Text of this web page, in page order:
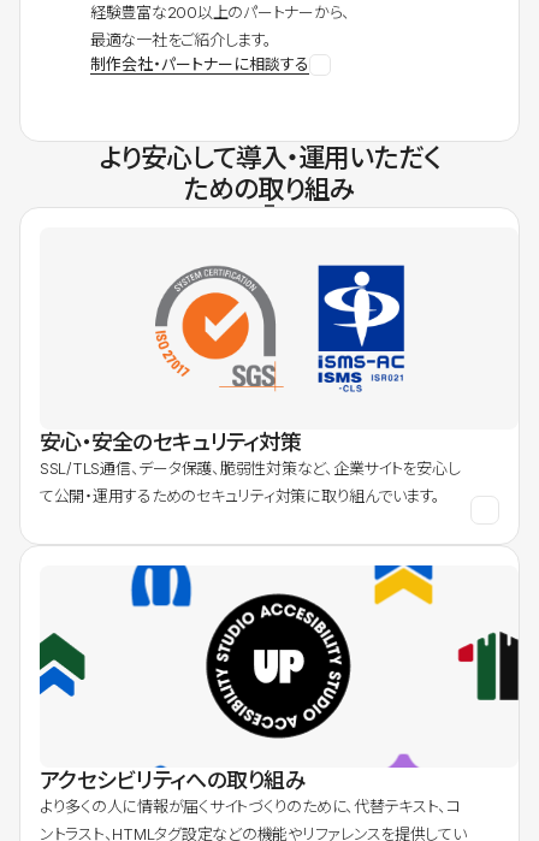
経験豊富な200以上のパートナーから、
最適な一社をご紹介します。
制作会社・パートナーに相談する
より安心して導入・運用いただく
ための取り組み
安心・安全のセキュリティ対策
SSL/TLS通信、データ保護、脆弱性対策など、企業サイトを安心し
て公開・運用するためのセキュリティ対策に取り組んでいます。
アクセシビリティへの取り組み
より多くの人に情報が届くサイトづくりのために、代替テキスト、コ
ントラスト、HTMLタグ設定などの機能やリファレンスを提供してい